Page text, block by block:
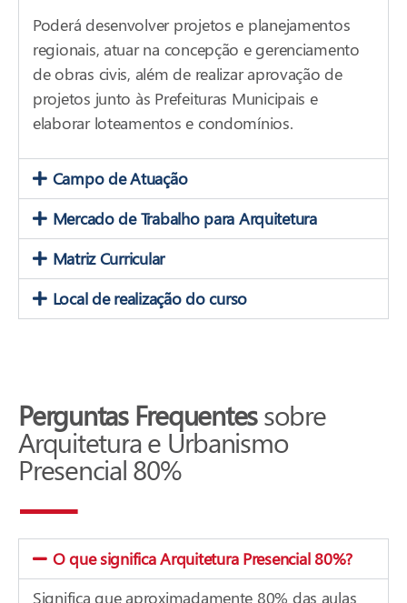
Poderá desenvolver projetos e planejamentos
regionais, atuar na concepção e gerenciamento
de obras civis, além de realizar aprovação de
projetos junto às Prefeituras Municipais e
elaborar loteamentos e condomínios.
Campo de Atuação
Mercado de Trabalho para Arquitetura
Matriz Curricular
Local de realização do curso
Perguntas Frequentessobre
Arquitetura e Urbanismo
Presencial 80%
O que significa Arquitetura Presencial 80%?
Significa que aproximadamente 80% das aulas